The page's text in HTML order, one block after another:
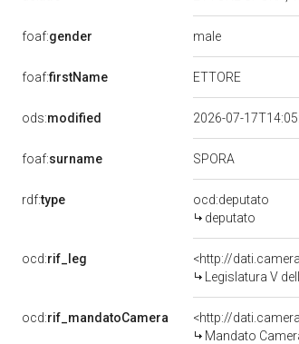
foaf:gender male
foaf:firstName ETTORE
ods:modified 2026-07-
foaf:surname SPORA
rdf:type
ocd:deputato
deputato
ocd:rif_leg
<http://
Legislatura V
ocd:rif_mandatoCamera
<http://
Mandato